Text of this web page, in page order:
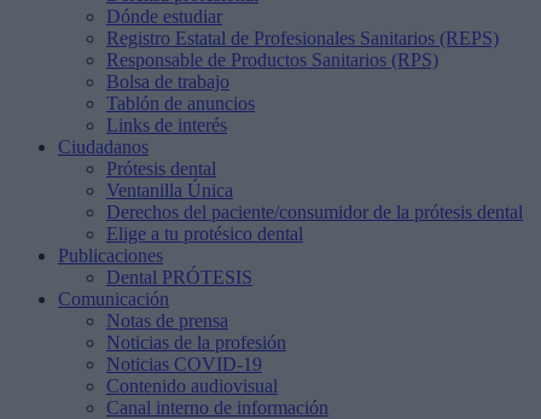
Dónde estudiar
Registro Estatal de Profesionales Sanitarios (REPS)
Responsable de Productos Sanitarios (RPS)
Bolsa de trabajo
Tablón de anuncios
Links de interés
Ciudadanos
Prótesis dental
Ventanilla Única
Derechos del paciente/consumidor de la prótesis dental
Elige a tu protésico dental
Publicaciones
Dental PRÓTESIS
Comunicación
Notas de prensa
Noticias de la profesión
Noticias COVID-19
Contenido audiovisual
Canal interno de información